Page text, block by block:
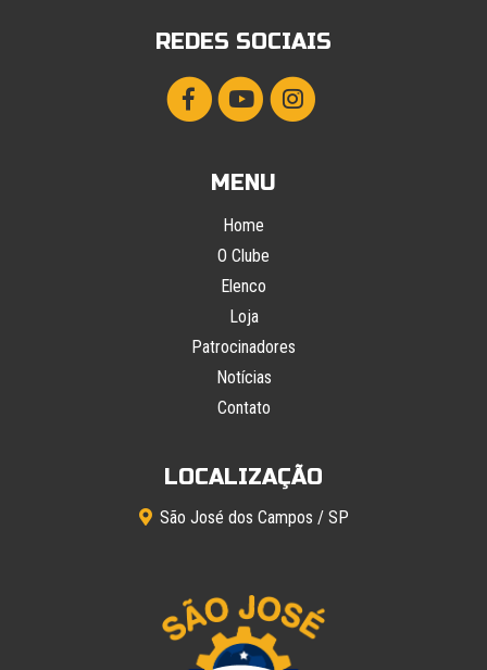
REDES SOCIAIS
MENU
Home
O Clube
Elenco
Loja
Patrocinadores
Notícias
Contato
LOCALIZAÇÃO
São José dos Campos / SP